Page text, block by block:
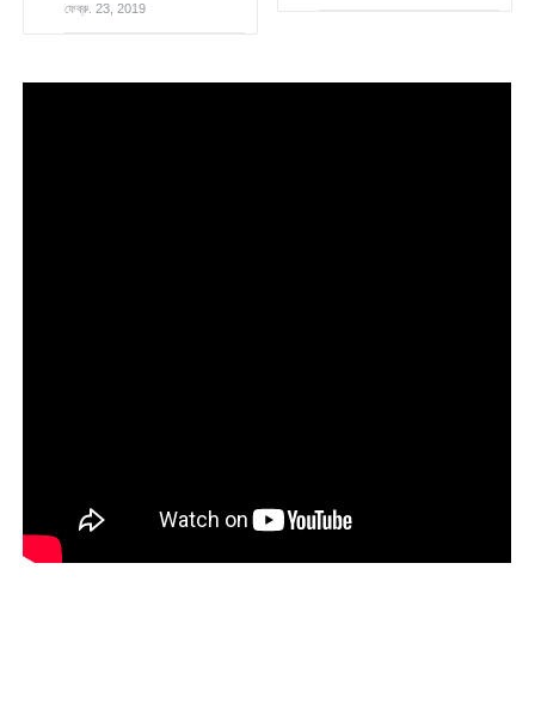
ফেব্রু. 23, 2019